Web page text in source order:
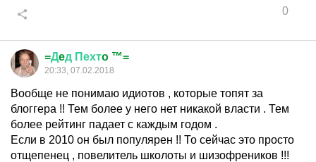
0
=Дeд Пехтo ™=
20:33, 07.02.2018
Вообще не понимаю идиотов , которые топят за
блоггера !! Тем более у него нет никакой власти . Тем
более рейтинг падает с каждым годом .
Если в 2010 он был популярен !! То сейчас это просто
отщепенец , повелитель школоты и шизофреников !!!